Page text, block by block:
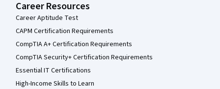
Career Resources
Career Aptitude Test
CAPM Certification Requirements
CompTIA A+ Certification Requirements
CompTIA Security+ Certification Requirements
Essential IT Certifications
High-Income Skills to Learn